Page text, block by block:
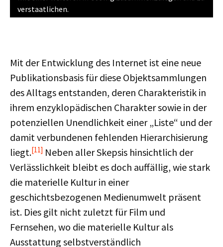
verstaatlichen.
Mit der Entwicklung des Internet ist eine neue
Publikationsbasis für diese Objektsammlungen
des Alltags entstanden, deren Charakteristik in
ihrem enzyklopädischen Charakter sowie in der
potenziellen Unendlichkeit einer „Liste“ und der
damit verbundenen fehlenden Hierarchisierung
liegt.[11] Neben aller Skepsis hinsichtlich der
Verlässlichkeit bleibt es doch auffällig, wie stark
die materielle Kultur in einer
geschichtsbezogenen Medienumwelt präsent
ist. Dies gilt nicht zuletzt für Film und
Fernsehen, wo die materielle Kultur als
Ausstattung selbstverständlich